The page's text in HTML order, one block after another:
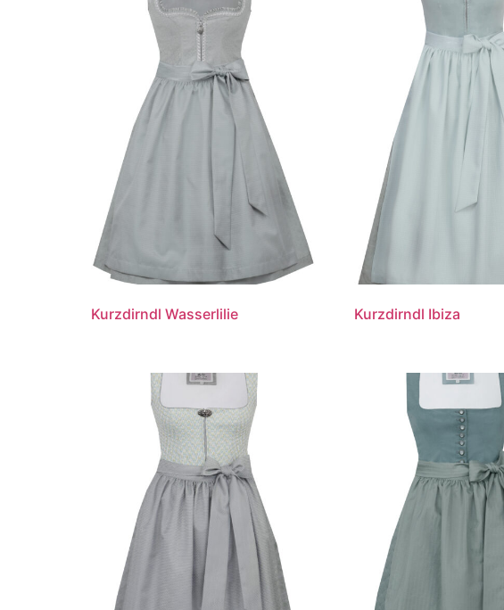
Kurzdirndl Wasserlilie Kurzdirndl Ibiza